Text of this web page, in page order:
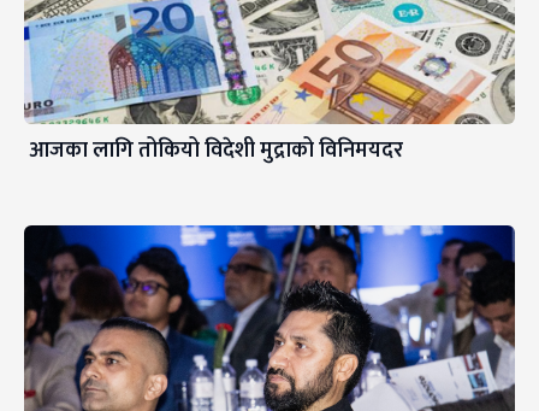
आजका लागि तोकियो विदेशी मुद्राको विनिमयदर